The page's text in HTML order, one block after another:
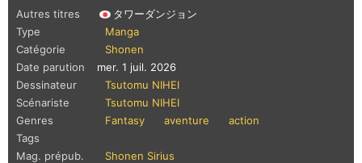
Autres titres
タワーダンジョン
Type
Manga
Catégorie
Shonen
Date parution
mer. 1 juil. 2026
Dessinateur
Tsutomu NIHEI
Scénariste
Tsutomu NIHEI
Genres
Fantasy aventure
action
Tags
Mag. prépub.
Shonen Sirius